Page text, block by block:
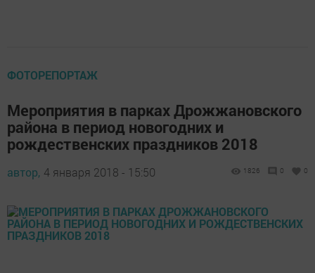
ФОТОРЕПОРТАЖ
Мероприятия в парках Дрожжановского
района в период новогодних и
рождественских праздников 2018
автор, 4 января 2018 - 15:50 1826 0 0